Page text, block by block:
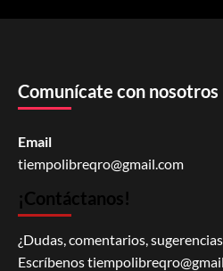
Comunícate con nosotros
Email
tiempolibreqro@gmail.com
¡Contáctanos!
¿Dudas, comentarios,
Escríbenos